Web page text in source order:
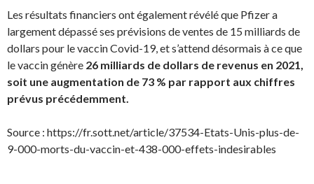
Les résultats financiers ont également révélé que Pfizer a
largement dépassé ses prévisions de ventes de 15 milliards de
dollars pour le vaccin Covid-19, et s’attend désormais à ce que
le vaccin génère 26 milliards de dollars de revenus en 2021,
soit une augmentation de 73 % par rapport aux chiffres
prévus précédemment.
Source : https://fr.sott.net/article/37534-Etats-Unis-plus-de-
9-000-morts-du-vaccin-et-438-000-effets-indesirables